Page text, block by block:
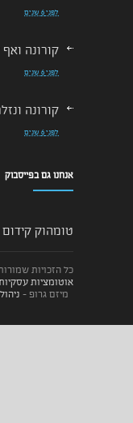
קורונה ואף
קורונה ונזלת
נזלת
אנחנו גם בפייסבוק
טומהוק קידום
כל הזכויות שמורות
אוטומציות עסקיות|
מיזם גרופ - ניהול